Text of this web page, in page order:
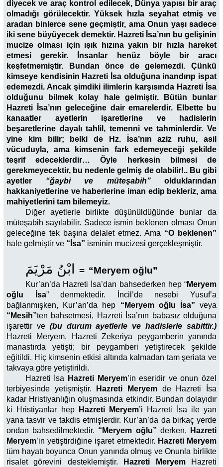
diyecek ve araç kontrol edilecek, Dünya yapısı bir araç
olmadığı görülecektir. Yüksek hızla seyahat etmiş ve
aradan binlerce sene geçmiştir, ama Onun yaşı sadece
iki sene büyüyecek demektir. Hazreti İsa’nın bu gelişinin
mucize olması için ışık hızına yakın bir hızla hareket
etmesi gerekir. İnsanlar henüz böyle bir aracı
keşfetmemiştir. Bundan önce de gelemezdi. Çünkü
kimseye kendisinin Hazreti İsa olduğuna inandırıp ispat
edemezdi. Ancak şimdiki ilimlerin karşısında Hazreti İsa
olduğunu bilmek kolay hale gelmiştir. Bütün bunlar
Hazreti İsa’nın geleceğine dair emarelerdir. Elbette bu
kanaatler ayetlerin işaretlerine ve hadislerin
beşaretlerine dayalı tahlil, temenni ve tahminlerdir. Ve
yine kim bilir; belki de Hz. İsa’nın aziz ruhu, asil
vücuduyla, ama kimsenin fark edemeyeceği şekilde
teşrif edeceklerdir… Öyle herkesin bilmesi de
gerekmeyecektir, bu nedenle gelmiş de olabilir!.. Bu gibi
ayetler “ğaybi ve müteşabih”olduklarından
hakkaniyetlerine ve haberlerine iman edip bekleriz, ama
mahiyetlerini tam bilemeyiz.
Diğer ayetlerle birlikte düşünüldüğünde bunlar da
müteşabih sayılabilir. Sadece ismin beklenen olması Onun
geleceğine tek başına delalet etmez. Ama “O beklenen”
hale gelmiştir ve “İsa” isminin mucizesi gerçekleşmiştir.
ابْنُ مَرْيَمَ = “Meryem oğlu”
Kur’an’da Hazreti İsa’dan bahsederken hep “Meryem
oğlu İsa” denmektedir. İncil’de nesebi Yusuf’a
bağlanmışken, Kur’an’da hep “Meryem oğlu İsa” veya
“Mesih”ten bahsetmesi, Hazreti İsa’nın babasız olduğuna
işarettir ve (bu durum ayetlerle ve hadislerle sabittir.)
Hazreti Meryem, Hazreti Zekeriya peygamberin yanında
manastırda yetişti; bir peygamberi yetiştirecek şekilde
eğitildi. Hiç kimsenin etkisi altında kalmadan tam şeriata ve
takvaya göre yetiştirildi.
Hazreti İsa
Hazreti Meryem’in eseridir ve onun özel
terbiyesinde yetişmiştir.
Hazreti Meryem de Hazreti İsa
kadar Hristiyanlığın oluşmasında etkindir. Bundan dolayıdır
ki Hristiyanlar hep
Hazreti Meryem’i Hazreti İsa ile yan
yana tasvir ve takdis etmişlerdir. Kur’an’da da birkaç yerde
ondan bahsedilmektedir. “Meryem oğlu” derken,
Hazreti
Meryem’in yetiştirdiğine işaret etmektedir. Hazreti Meryem
tüm hayatı boyunca Onun yanında olmuş ve Onunla birlikte
risalet görevini desteklemiştir.
Hazreti MeryemHazreti